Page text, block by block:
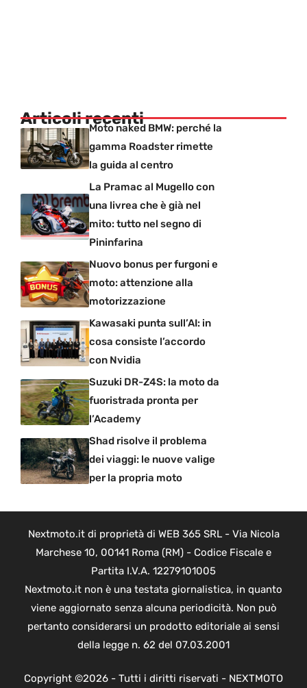
Articoli recentiMoto naked BMW: perché la
gamma Roadster rimette
la guida al centro
La Pramac al Mugello con
una livrea che è già nel
mito: tutto nel segno di
Pininfarina
Nuovo bonus per furgoni e
moto: attenzione alla
motorizzazione
Kawasaki punta sull’AI: in
cosa consiste l’accordo
con Nvidia
Suzuki DR-Z4S: la moto da
fuoristrada pronta per
l’Academy
Shad risolve il problema
dei viaggi: le nuove valige
per la propria moto
Nextmoto.it di proprietà di WEB 365 SRL - Via Nicola
Marchese 10, 00141 Roma (RM) - Codice Fiscale e
Partita I.V.A. 12279101005
Nextmoto.it non è una testata giornalistica, in quanto
viene aggiornato senza alcuna periodicità. Non può
pertanto considerarsi un prodotto editoriale ai sensi
della legge n. 62 del 07.03.2001
Copyright ©2026 - Tutti i diritti riservati - NEXTMOTO